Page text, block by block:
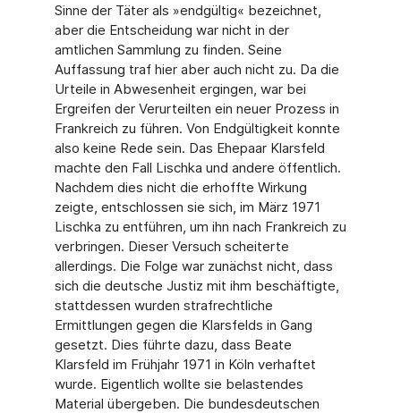
Sinne der Täter als »endgültig« bezeichnet,
aber die Entscheidung war nicht in der
amtlichen Sammlung zu finden. Seine
Auffassung traf hier aber auch nicht zu. Da die
Urteile in Abwesenheit ergingen, war bei
Ergreifen der Verurteilten ein neuer Prozess in
Frankreich zu führen. Von Endgültigkeit konnte
also keine Rede sein. Das Ehepaar Klarsfeld
machte den Fall Lischka und andere öffentlich.
Nachdem dies nicht die erhoffte Wirkung
zeigte, entschlossen sie sich, im März 1971
Lischka zu entführen, um ihn nach Frankreich zu
verbringen. Dieser Versuch scheiterte
allerdings. Die Folge war zunächst nicht, dass
sich die deutsche Justiz mit ihm beschäftigte,
stattdessen wurden strafrechtliche
Ermittlungen gegen die Klarsfelds in Gang
gesetzt. Dies führte dazu, dass Beate
Klarsfeld im Frühjahr 1971 in Köln verhaftet
wurde. Eigentlich wollte sie belastendes
Material überge­ben. Die bundesdeutschen